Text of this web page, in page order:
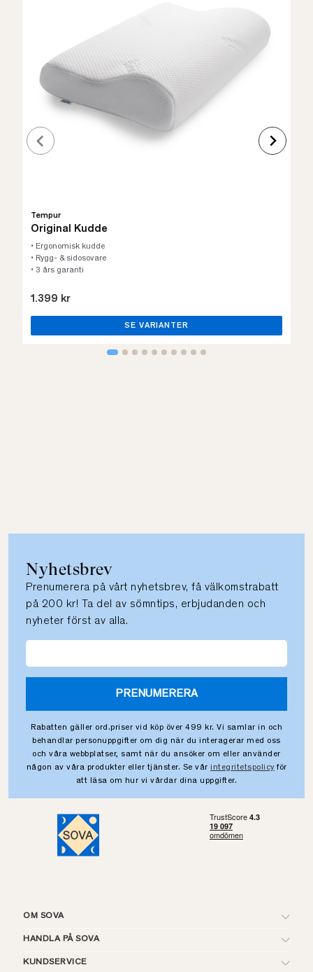
Tempur
Original Kudde
• Ergonomisk kudde
• Rygg- & sidosovare
• 3 års garanti
1.399 kr
SE VARIANTER
Nyhetsbrev
Prenumerera på vårt nyhetsbrev, få välkomstrabatt
på 200 kr! Ta del av sömntips, erbjudanden och
nyheter först av alla.
PRENUMERERA
Rabatten gäller ord.priser vid köp över 499 kr. Vi samlar in och
behandlar personuppgifter om dig när du interagerar med oss
och våra webbplatser, samt när du ansöker om eller använder
någon av våra produkter eller tjänster. Se vår integritetspolicy för
att läsa om hur vi vårdar dina uppgifter.
OM SOVA
HANDLA PÅ SOVA
KUNDSERVICE